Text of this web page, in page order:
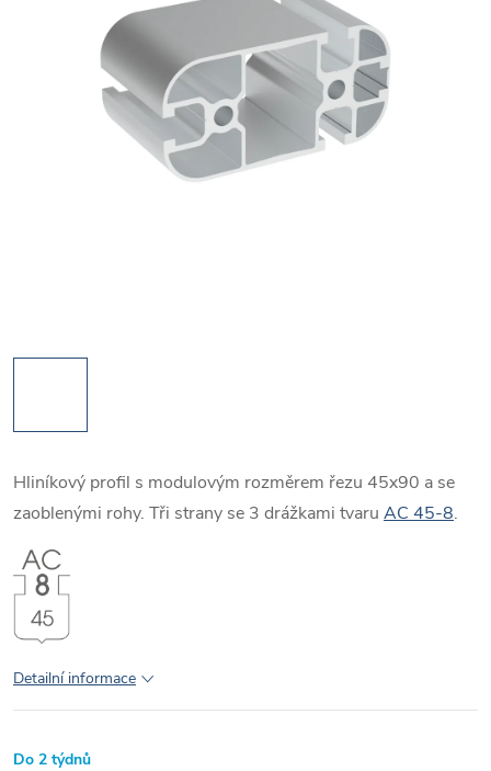
Hliníkový profil s modulovým rozměrem řezu 45x90 a se
zaoblenými rohy. Tři strany se 3 drážkami tvaru AC 45-8.
Detailní informace
Do 2 týdnů